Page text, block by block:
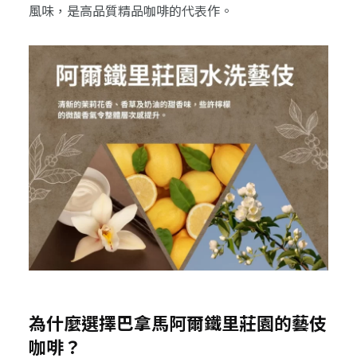
風味，是高品質精品咖啡的代表作。
為什麼選擇巴拿馬阿爾鐵里莊園的藝伎
咖啡？